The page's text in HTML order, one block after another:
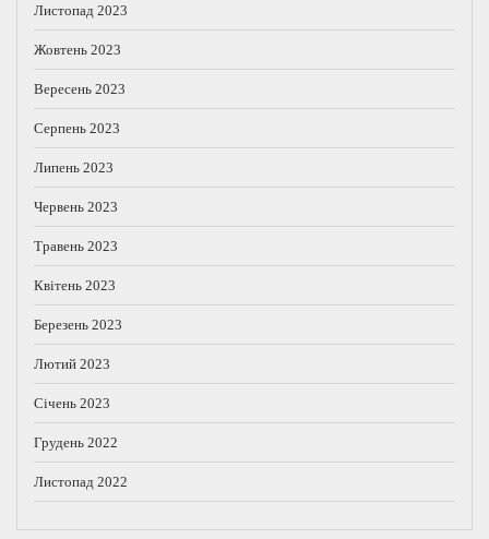
Листопад 2023
Жовтень 2023
Вересень 2023
Серпень 2023
Липень 2023
Червень 2023
Травень 2023
Квітень 2023
Березень 2023
Лютий 2023
Січень 2023
Грудень 2022
Листопад 2022